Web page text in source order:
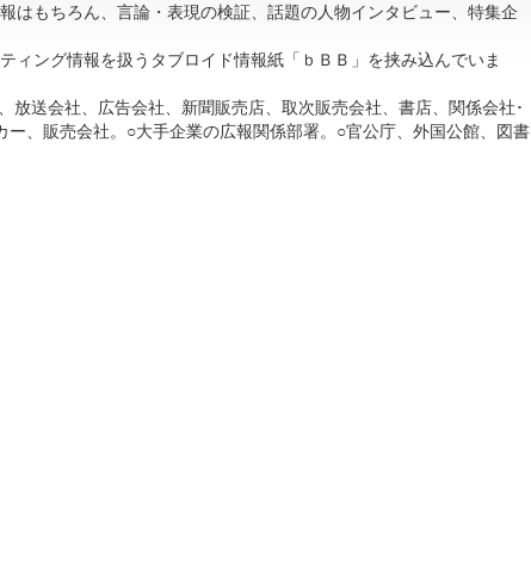
はもちろん、言論・表現の検証、話題の人物インタビュー、特集企
ィング情報を扱うタブロイド情報紙「ｂＢＢ」を挟み込んでいま
放送会社、広告会社、新聞販売店、取次販売会社、書店、関係会社･
、販売会社。○大手企業の広報関係部署。○官公庁、外国公館、図書